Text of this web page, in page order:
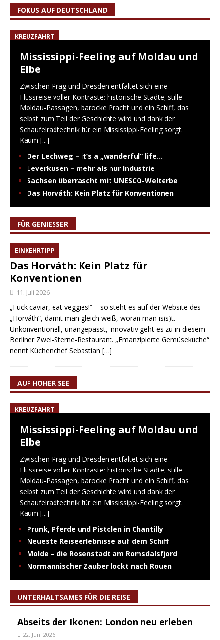
FOKUS AUF DEUTSCHLAND
KREUZFAHRT
Mississippi-Feeling auf Moldau und
Elbe
Zwischen Prag und Dresden entfaltet sich eine
Flussreise voller Kontraste: historische Städte, stille
Moldau-Passagen, barocke Pracht und ein Schiff, das
selbst zum Teil der Geschichte wird und dank der
Schaufelradtechnik für ein Mississippi-Feeling sorgt.
Kaum [...]
Der Lechweg – it’s a „wanderful“ life…
Leverkusen – mehr als nur Industrie
Sachsen überrascht mit UNESCO-Welterbe
Das Horváth: Kein Platz für Konventionen
FÜR GENIESSER
EINKEHRTIPP
Das Horváth: Kein Platz für
Konventionen
11. Juli 2026
„Fuck caviar, eat veggies!“ – so steht es auf der Website des
„Horváth“, damit man gleich weiß, woran man is(s)t.
Unkonventionell, unangepasst, innovativ geht es zu in diesem
Berliner Zwei-Sterne-Restaurant. „Emanzipierte Gemüseküche“
nennt Küchenchef Sebastian […]
AUF HOHER SEE
KREUZFAHRT
Mississippi-Feeling auf Moldau und
Elbe
Zwischen Prag und Dresden entfaltet sich eine
Flussreise voller Kontraste: historische Städte, stille
Moldau-Passagen, barocke Pracht und ein Schiff, das
selbst zum Teil der Geschichte wird und dank der
Schaufelradtechnik für ein Mississippi-Feeling sorgt.
Kaum [...]
Prunk, Pferde und Pistolen in Chantilly
Neueste Reiseerlebnisse auf dem Schiff
Molde – die Rosenstadt am Romsdalsfjord
Normannischer Zauber lockt nach Rouen
UNTERHALTSAMES FÜR DIE REISE
Abseits der Ikonen: London neu erleben
22. Juni 2026